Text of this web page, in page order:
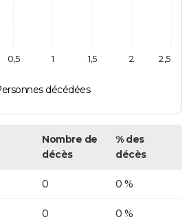
décédées
0,5 1 1,5 2 2,5
Nombre de
décès
% des
décès
0 0 %
0 0 %